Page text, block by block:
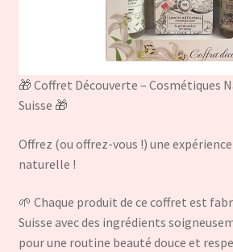
🎁 Coffret Découverte – Cosmétiques
Suisse 🎁
Offrez (ou offrez-vous !) une
naturelle !
🌱 Chaque produit de ce coffret est
Suisse avec des ingrédients
pour une routine beauté douce et